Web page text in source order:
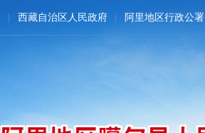
西藏自治区人民政府 阿里地区行政公署